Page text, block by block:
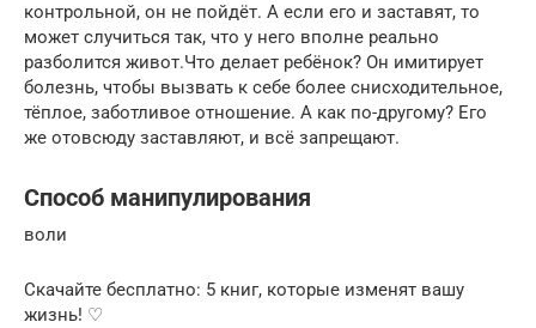
контрольной, он не пойдёт. А если его и заставят, то
может случиться так, что у него вполне реально
разболится живот.Что делает ребёнок? Он имитирует
болезнь, чтобы вызвать к себе более снисходительное,
тёплое, заботливое отношение. А как по-другому? Его
же отовсюду заставляют, и всё запрещают.
Способ манипулирования
воли
Скачайте бесплатно: 5 книг, которые изменят вашу
жизнь! ♡